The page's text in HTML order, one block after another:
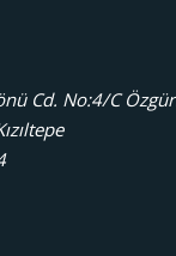
Cd. No:4/C